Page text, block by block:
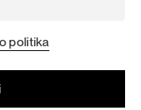
politika